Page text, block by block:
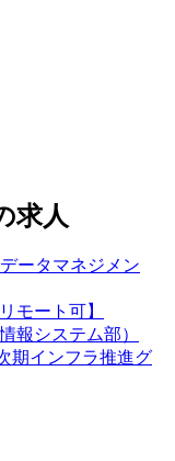
求人
ータマネジメン
モート可】
報システム部）
期インフラ推進グ